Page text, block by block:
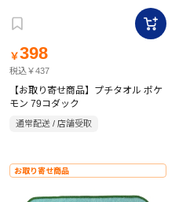
￥398
税込￥437
【お取り寄せ商品】プチタオル ポケ
モン 79コダック
通常配送 / 店舗受取
お取り寄せ商品